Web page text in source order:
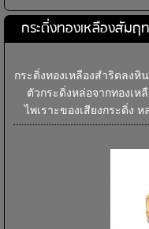
กระดิ่งทองเหลืองสัมฤ
กระดิ่งทองเหลืองสำริดลงหิ
ตัวกระดิ่งหล่อจากทองเห
ไพเราะของเสียงกระดิ่ง